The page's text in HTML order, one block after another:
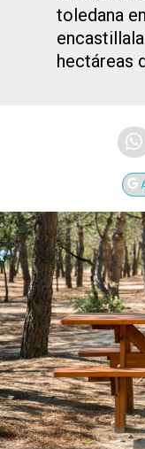
toledana
hectáreas